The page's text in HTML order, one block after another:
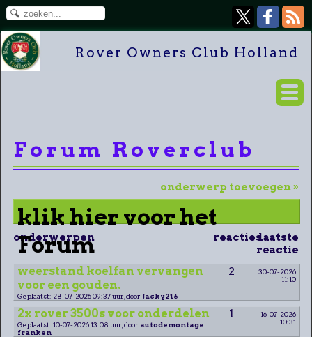
Rover Owners Club Holland
Forum Roverclub
onderwerp toevoegen »
klik hier voor het
Forum
onderwerpen reactieslaatste
reactie
weerstand koelfan vervangen
voor een gouden.
2
30-07-2026
11:10
Geplaatst: 28-07-2026 09:37 uur, door Jacky216
2x rover 3500s voor onderdelen 1
16-07-2026
10:31
Geplaatst: 10-07-2026 13:08 uur, door autodemontage
franken